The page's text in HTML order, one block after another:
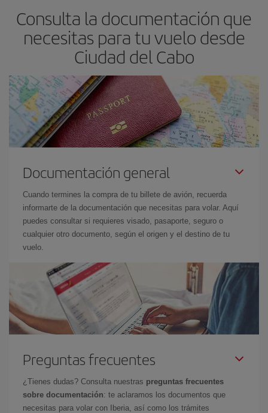
Además, si no tienes decidido un destino concreto para tu viaje,
mira nuestras ofertas y déjate inspirar: seguro que encuentras el
vuelo más barato.
Consulta la documentación que
necesitas para tu vuelo desde
Ciudad del Cabo
Documentación general
Cuando termines la compra de tu billete de avión, recuerda
informarte de la documentación que necesitas para volar. Aquí
puedes consultar si requieres visado, pasaporte, seguro o
cualquier otro documento, según el origen y el destino de tu
vuelo.
Preguntas frecuentes
¿Tienes dudas? Consulta nuestras preguntas frecuentes
sobre documentación: te aclaramos los documentos que
necesitas para volar con Iberia, así como los trámites